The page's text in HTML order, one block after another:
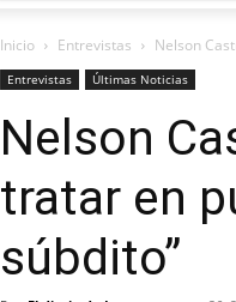
Inicio Entrevistas Nelson
Entrevistas Últimas Noticias
Nelson
tratar en
súbdito”